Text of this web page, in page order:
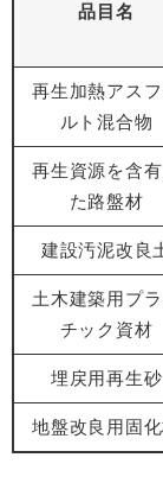
品目名
再生加熱アス
ルト混合物
再生資源を含有
た路盤材
建設汚泥改良
土木建築用プラ
チック資材
埋戻用再生砂
地盤改良用固